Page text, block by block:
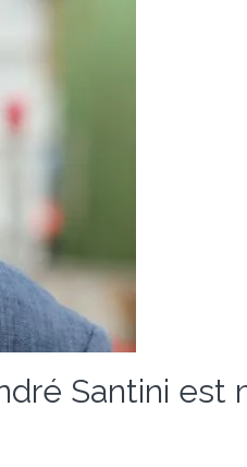
Santini est